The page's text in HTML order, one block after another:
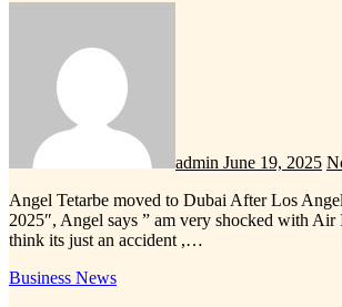
admin June 19, 2025
Angel Tetarbe moved to Dubai After Los Angeles Wildfire in Jan
2025″, Angel says ” am very shocked with Air
think its just an accident ,…
Business News